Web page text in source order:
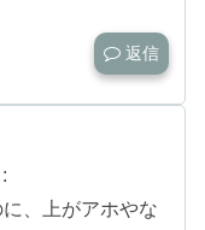
返信
、上がアホやな